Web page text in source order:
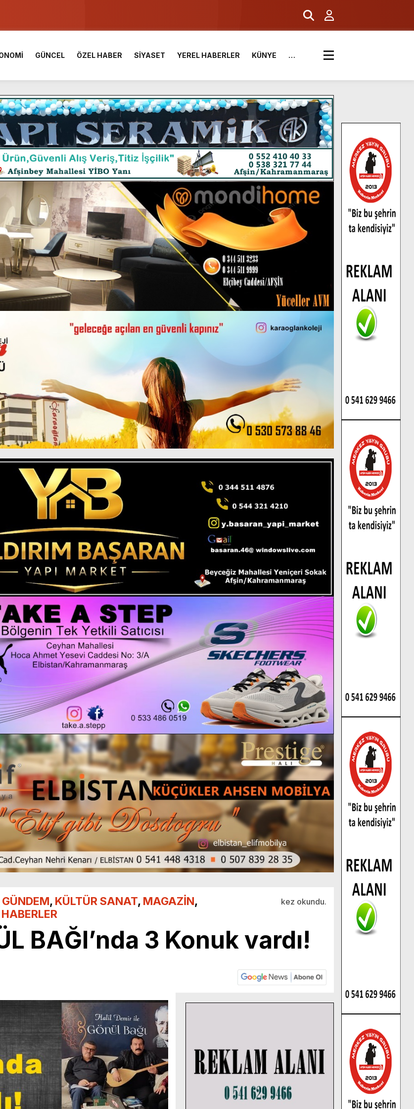
Yüksek Okulunda görev değişimi!
Hazırlık Kursu başvurularında son gün 7 Ağustos.
Zorlu Etap Tamamlandı.
Ezgileriyle Şenlendi.
Filistin Konvoyu, güçlenerek ilerliyor.
Sahne Alacak.
GÜNCEL ÖZEL HABER SİYASET YEREL HABERLER KÜNYE …
GÜNDEM, KÜLTÜR SANAT, MAGAZİN,
kez okundu.
BAĞI’nda 3 Konuk vardı!